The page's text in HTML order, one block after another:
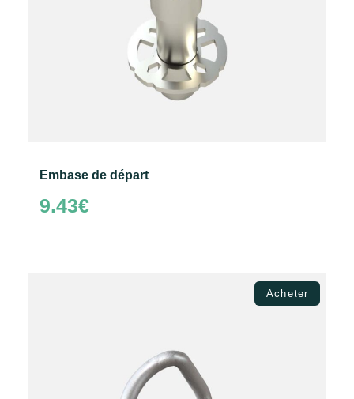
Embase de départ
9.43€
Acheter